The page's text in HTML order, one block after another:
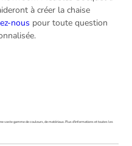
à créer la chaise
nous pour toute question
vaste gamme de couleurs, de matériaux. Plus d'informations et toutes les